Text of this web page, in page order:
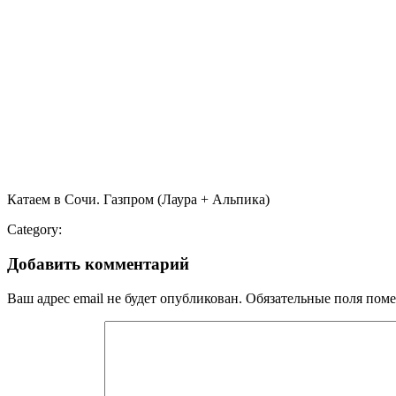
Катаем в Сочи. Газпром (Лаура + Альпика)
Category:
Добавить комментарий
Ваш адрес email не будет опубликован. Обязательные поля